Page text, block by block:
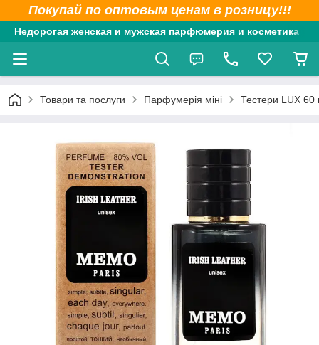
Покупай по оптовым ценам в розницу!!!
Недорогая женская и мужская парфюмерия и косметика
Товари та послуги Парфумерія міні Тестери LUX 60